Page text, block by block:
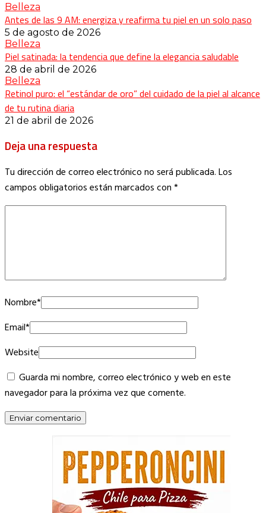
Belleza
Antes de las 9 AM: energiza y reafirma tu piel en un solo paso
5 de agosto de 2026
Belleza
Piel satinada: la tendencia que define la elegancia saludable
28 de abril de 2026
Belleza
Retinol puro: el “estándar de oro” del cuidado de la piel al alcance
de tu rutina diaria
21 de abril de 2026
Deja una respuesta
Tu dirección de correo electrónico no será publicada.Los
campos obligatorios están marcados con*
Nombre*
Email*
Website
Guarda mi nombre, correo electrónico y web en este
navegador para la próxima vez que comente.